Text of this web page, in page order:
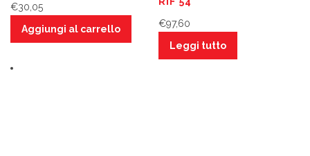
€30,05
Aggiungi al carrello
€97,60
Leggi tutto